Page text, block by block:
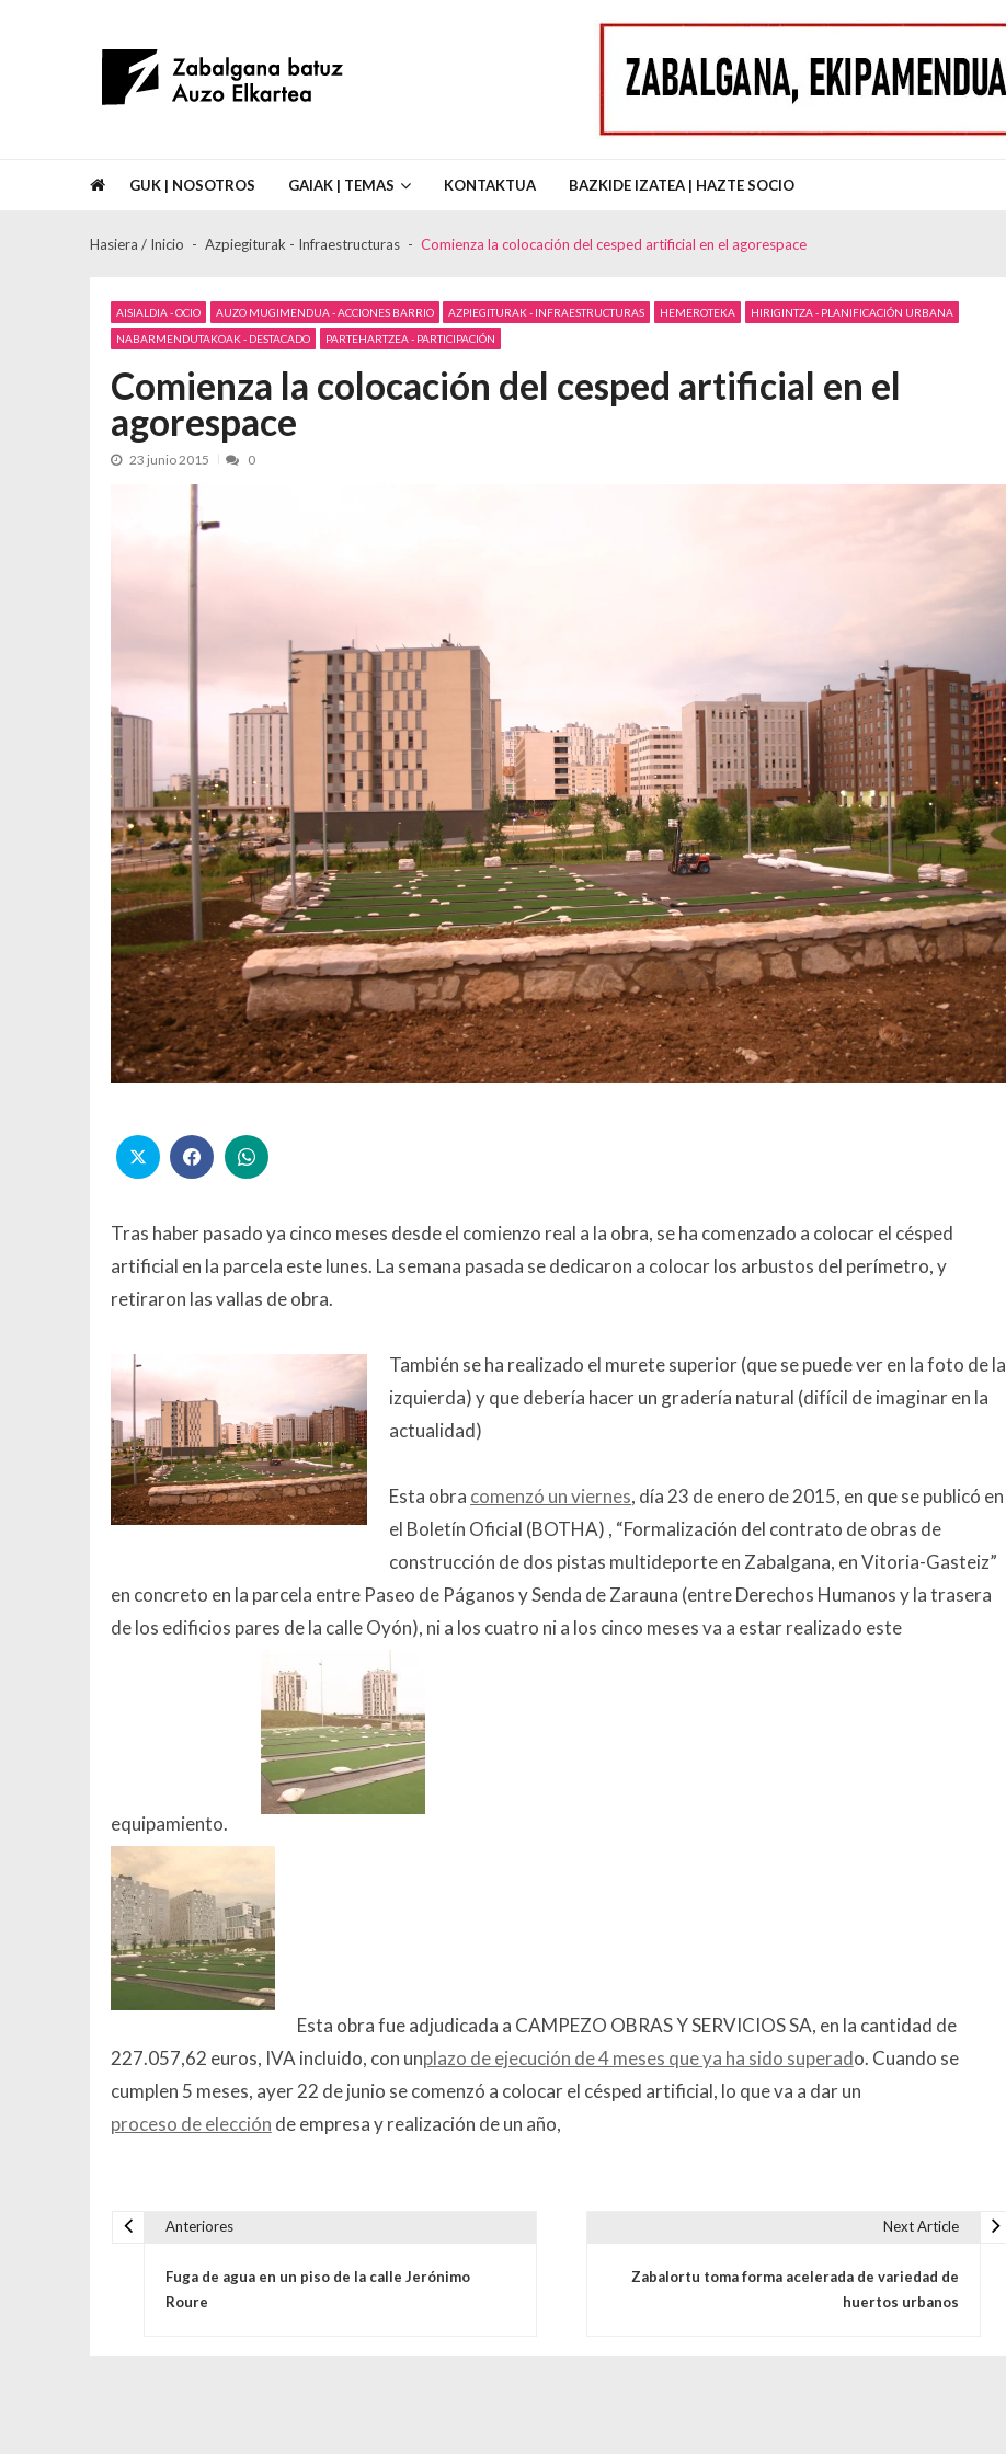
Asociación de Vecinos Zabalgana Batuz Auzo Elkartea
GUK | NOSOTROS GAIAK | TEMAS KONTAKTUA BAZKIDE IZATEA | HAZTE SOCIO
Hasiera / Inicio Azpiegiturak - Infraestructuras Comienza la colocación del cesped artificial en el agorespace
AISIALDIA - OCIO AUZO MUGIMENDUA - ACCIONES BARRIO AZPIEGITURAK - INFRAESTRUCTURAS HEMEROTEKA
HIRIGINTZA - PLANIFICACIÓN URBANA
NABARMENDUTAKOAK - DESTACADO
PARTEHARTZEA - PARTICIPACIÓN
Comienza la colocación del cesped artificial en el
agorespace
23 junio 2015 0
Tras haber pasado ya cinco meses desde el comienzo real a la obra, se ha comenzado a colocar el césped
artificial en la parcela este lunes. La semana pasada se dedicaron a colocar los arbustos del perímetro, y
retiraron las vallas de obra.
También se ha realizado el murete superior (que se puede ver en la foto de la
izquierda) y que debería hacer un gradería natural (difícil de imaginar en la
actualidad)
Esta obra comenzó un viernes, día 23 de enero de 2015, en que se publicó en
el Boletín Oficial (BOTHA) , “Formalización del contrato de obras de
construcción de dos pistas multideporte en Zabalgana, en Vitoria-Gasteiz”
en concreto en la parcela entre Paseo de Páganos y Senda de Zarauna (entre Derechos Humanos y la trasera
de los edificios pares de la calle Oyón), ni a los cuatro ni a los cinco meses va a estar realizado este
equipamiento.
Esta obra fue adjudicada a CAMPEZO OBRAS Y SERVICIOS SA, en la cantidad de
227.057,62 euros, IVA incluido, con unplazo de ejecución de 4 meses que ya ha sido superado. Cuando se
cumplen 5 meses, ayer 22 de junio se comenzó a colocar el césped artificial, lo que va a dar un
proceso de elección de empresa y realización de un año,
Anteriores
Fuga de agua en un piso de la calle Jerónimo
Roure
Next Article
Zabalortu toma forma acelerada de variedad de
huertos urbanos